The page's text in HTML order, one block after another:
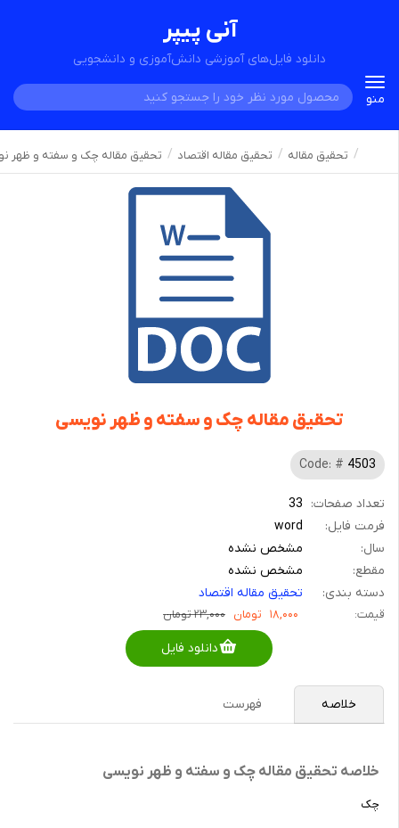
آنی پیپر
دانلود فایل‌های آموزشی دانش‌آموزی و دانشجویی
Toggle
navigation
منو
تحقیق مقاله تحقیق مقاله اقتصاد تحقیق مقاله چک و سفته و ظهر
تحقیق مقاله چک و سفته و ظهر نویسی
Code: # 4503
تعداد صفحات: 33
فرمت فایل:
word
سال:
مشخص نشده
مقطع:
مشخص نشده
دسته بندی:
تحقیق مقاله اقتصاد
قیمت: ۱۸,۰۰۰ تومان ۲۳,۰۰۰ تومان
دانلود فایل
خلاصه فهرست
خلاصه تحقیق مقاله چک و سفته و ظهر نویسی
چک